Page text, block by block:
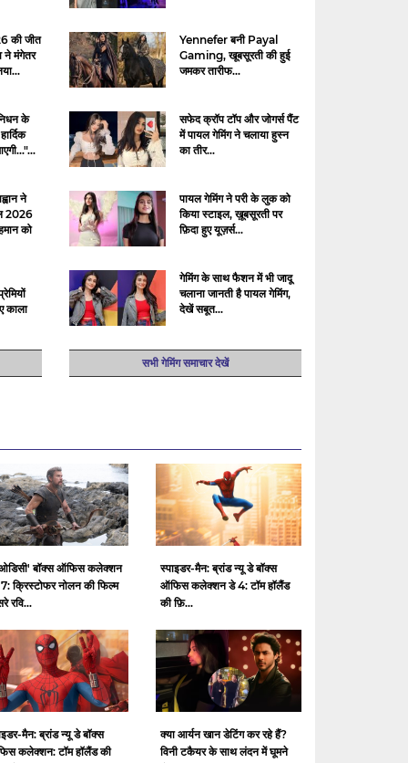
की जीत
ने मंगेतर
के
ने
2026
को
काला
Yennefer बनी Payal
Gaming, खूबसूरती की हुई
जमकर तारीफ...
सफेद क्रॉप टॉप और जोगर्स पैंट
में पायल गेमिंग ने चलाया हुस्न
का तीर...
पायल गेमिंग ने परी के लुक को
किया स्टाइल, ख़ूबसूरती पर
फ़िदा हुए यूज़र्स...
गेमिंग के साथ फैशन में भी जादू
चलाना जानती है पायल गेमिंग,
देखें सबूत...
सभी गेमिंग समाचार देखें
बॉक्स ऑफिस कलेक्शन
क्रिस्टोफर नोलन की फिल्म
रवि...
स्पाइडर-मैन: ब्रांड न्यू डे बॉक्स
ऑफिस कलेक्शन डे 4: टॉम हॉलैंड
की फ़ि...
मैन: ब्रांड न्यू डे बॉक्स
कलेक्शन: टॉम हॉलैंड की
क्या आर्यन खान डेटिंग कर रहे हैं?
विनी टकैयर के साथ लंदन में घूमने